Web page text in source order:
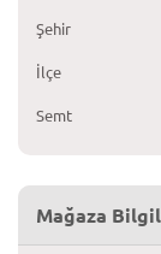
Şehir
İlçe
Semt
Mağaza